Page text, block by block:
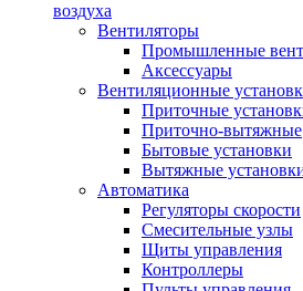
воздуха
Вентиляторы
Промышленные
Аксессуары
Вентиляционные
Приточные
Приточно-вытяжные
Бытовые установки
Вытяжные
Автоматика
Регуляторы скорости
Смесительные узлы
Щиты управления
Контроллеры